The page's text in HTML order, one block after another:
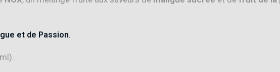
et de Passion.